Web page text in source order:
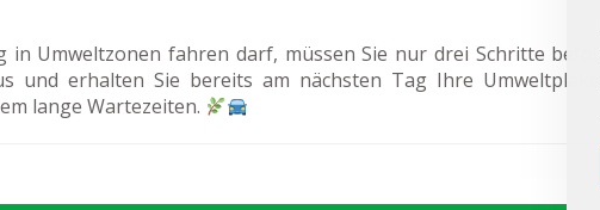
in Umweltzonen fahren darf, müssen Sie nur drei Schritte
und erhalten Sie bereits am nächsten Tag Ihre
lange Wartezeiten.